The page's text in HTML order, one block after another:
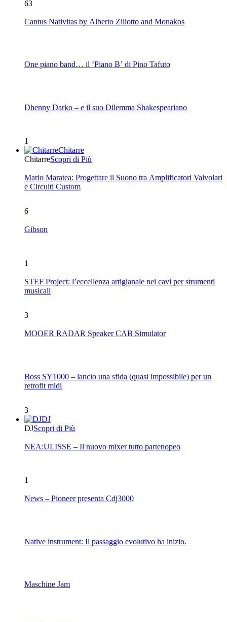
63
Cantus Nativitas by Alberto Ziliotto and Monakos
One piano band… il ‘Piano B’ di Pino Tafuto
Dhenny Darko – e il suo Dilemma Shakespeariano
1
Chitarre
ChitarreScopri di Più
Mario Maratea: Progettare il Suono tra Amplificatori Valvolari
e Circuiti Custom
6
Gibson
1
STEF Project: l’eccellenza artigianale nei cavi per strumenti
musicali
3
MOOER RADAR Speaker CAB Simulator
Boss SY1000 – lancio una sfida (quasi impossibile) per un
retrofit midi
3
DJ
DJScopri di Più
NEA:ULISSE – Il nuovo mixer tutto partenopeo
1
News – Pioneer presenta Cdj3000
Native instrument: Il passaggio evolutivo ha inizio.
Maschine Jam